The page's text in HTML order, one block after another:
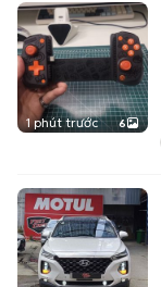
1 phút trước 6